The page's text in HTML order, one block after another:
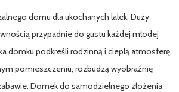
domu dla ukochanych lalek. Duży
przypadnie do gustu każdej młodej
domku podkreśli rodzinną i ciepłą atmosferę,
pomieszczeniu, rozbudzą wyobraźnię
Domek do samodzielnego złożenia